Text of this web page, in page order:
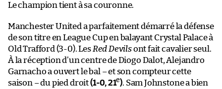
Le champion tient à sa couronne.
Manchester United a parfaitement démarré la défense
de son titre en League Cup en balayant Crystal Palace à
Old Trafford (3-0). Les Red Devilsont fait cavalier seul.
À la réception d’un centre de Diogo Dalot, Alejandro
Garnacho a ouvert le bal – et son compteur cette
saison – du pied droit(1-0, 21e). Sam Johnstone a bien